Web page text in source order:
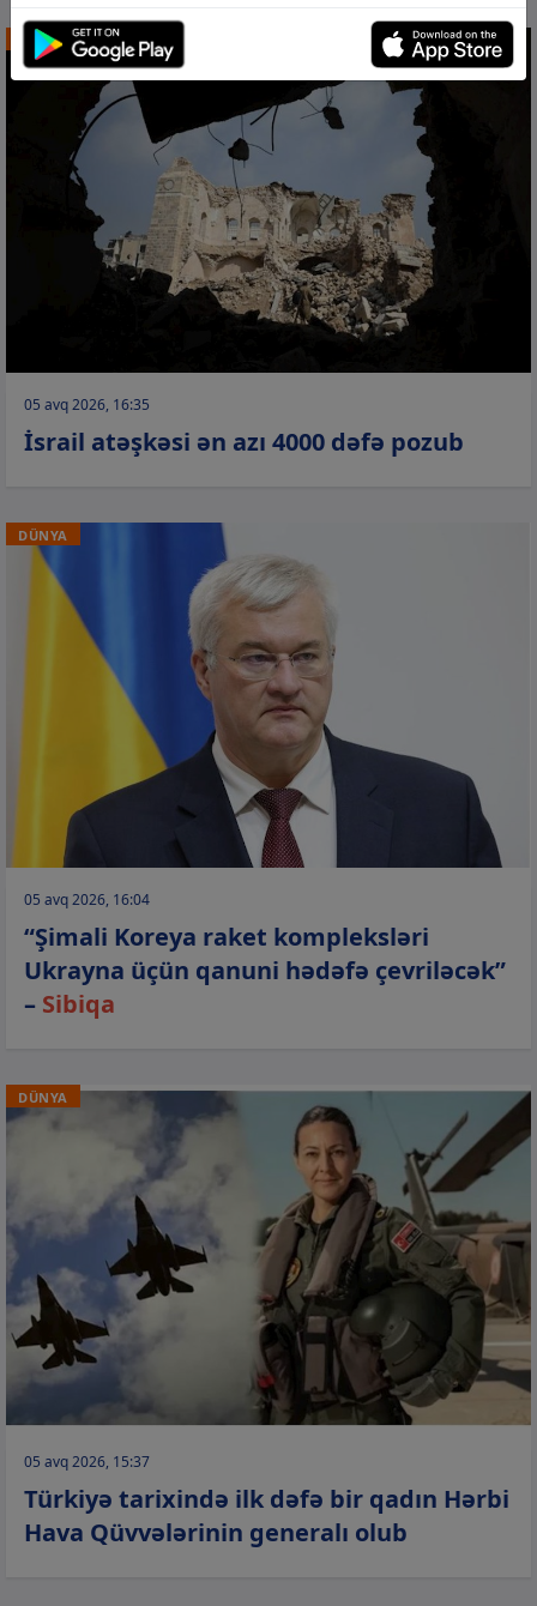
DÜNYA
05 avq 2026, 16:35
İsrail atəşkəsi ən azı 4000 dəfə pozub
DÜNYA
05 avq 2026, 16:04
“Şimali Koreya raket kompleksləri
Ukrayna üçün qanuni hədəfə çevriləcək”
– Sibiqa
DÜNYA
05 avq 2026, 15:37
Türkiyə tarixində ilk dəfə bir qadın Hərbi
Hava Qüvvələrinin generalı olub